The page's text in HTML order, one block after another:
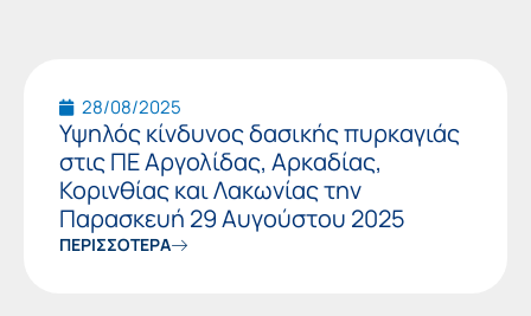
28/08/2025
Υψηλός κίνδυνος δασικής πυρκαγιάς
στις ΠΕ Αργολίδας, Αρκαδίας,
Κορινθίας και Λακωνίας την
Παρασκευή 29 Αυγούστου 2025
ΠΕΡΙΣΣΟΤΕΡΑ